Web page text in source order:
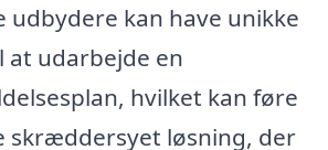
udbydere kan have unikke
at udarbejde en
hvilket kan føre
skræddersyet løsning, der